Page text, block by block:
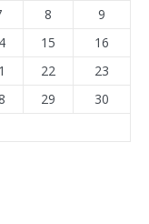
8
9
15
16
22
23
29
30